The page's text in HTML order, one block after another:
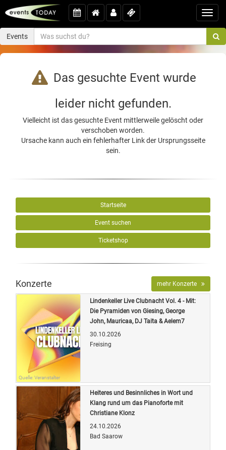
Events
Das gesuchte Event wurde
leider nicht gefunden.
Vielleicht ist das gesuchte Event mittlerweile gelöscht oder
verschoben worden.
Ursache kann auch ein fehlerhafter Link der Ursprungsseite
sein.
Startseite
Event suchen
Ticketshop
Konzerte mehr Konzerte
Quelle: Veranstalter
Lindenkeller Live Clubnacht Vol. 4 - Mit:
Die Pyramiden von Giesing, George
John, Mauricaa, DJ Taita & Aelem7
30.10.2026
Freising
Heiteres und Besinnliches in Wort und
Klang rund um das Pianoforte mit
Christiane Klonz
24.10.2026
Bad Saarow